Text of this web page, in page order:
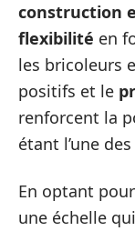
construction
flexibilité en
les bricoleurs
positifs et le
renforcent la
étant l’une
En optant
une échelle